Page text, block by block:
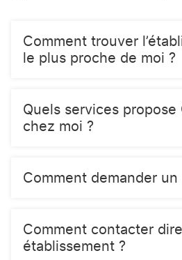
Comment trouver
le plus proche de moi ?
Quels services propose
chez moi ?
Comment demander un
Comment contacter
établissement ?